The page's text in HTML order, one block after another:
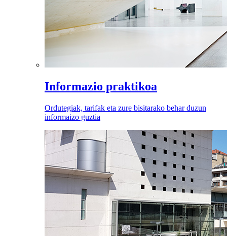
Informazio praktikoa
Ordutegiak, tarifak eta zure bisitarako behar duzun
informaizo guztia